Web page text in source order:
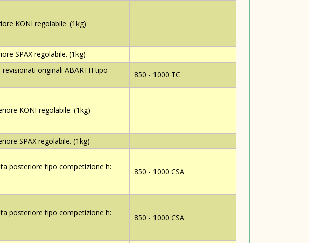
KONI regolabile. (1kg)
SPAX regolabile. (1kg)
originali ABARTH tipo
850 - 1000 TC
KONI regolabile. (1kg)
SPAX regolabile. (1kg)
posteriore tipo competizione h:
850 - 1000 CSA
posteriore tipo competizione h:
850 - 1000 CSA